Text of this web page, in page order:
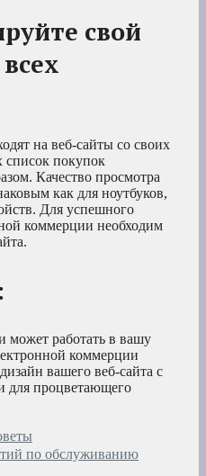
свой
на веб-сайты со своих
список покупок
Качество просмотра
как для ноутбуков,
Для успешного
коммерции необходим
может работать в вашу
коммерции
вашего веб-сайта с
процветающего
по обслуживанию